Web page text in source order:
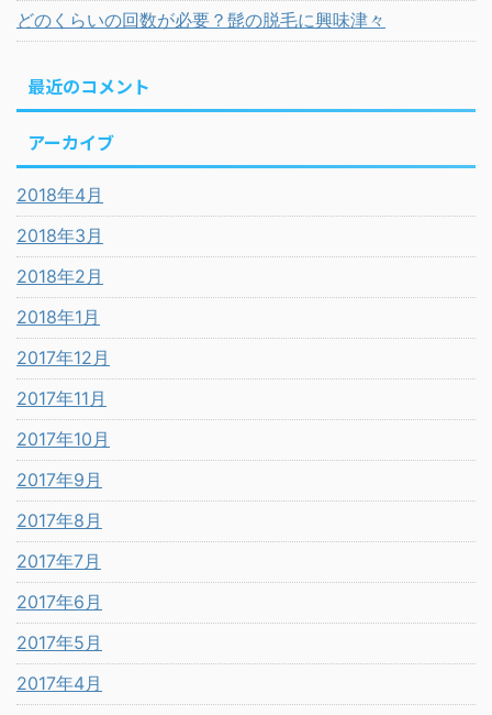
どのくらいの回数が必要？髭の脱毛に興味津々
最近のコメント
アーカイブ
2018年4月
2018年3月
2018年2月
2018年1月
2017年12月
2017年11月
2017年10月
2017年9月
2017年8月
2017年7月
2017年6月
2017年5月
2017年4月